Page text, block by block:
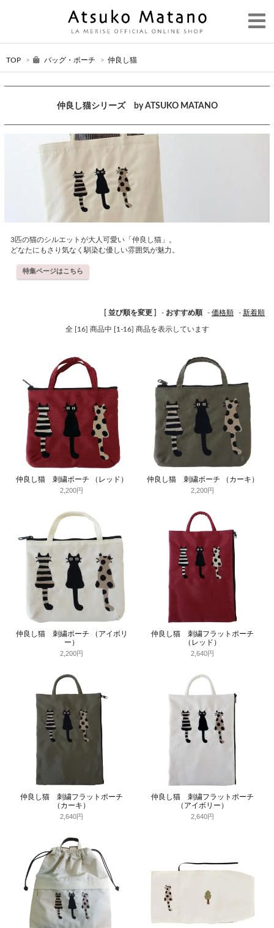
TOP > バッグ・ポーチ > 仲良し猫
仲良し猫シリーズ by ATSUKO MATANO
3匹の猫のシルエットが大人可愛い「仲良し猫」。
どなたにもさり気なく馴染む優しい雰囲気が魅力。
特集ページはこちら
[ 並び順を変更 ] - おすすめ順 - 価格順 - 新着順
全 [16] 商品中 [1-16] 商品を表示しています
仲良し猫 刺繍ポーチ （レッド）
2,200円
仲良し猫 刺繍ポーチ （カーキ）
2,200円
仲良し猫 刺繍ポーチ （アイボリ
ー）
2,200円
仲良し猫 刺繍フラットポーチ
（レッド）
2,640円
仲良し猫 刺繍フラットポーチ
（カーキ）
2,640円
仲良し猫 刺繍フラットポーチ
（アイボリー）
2,640円